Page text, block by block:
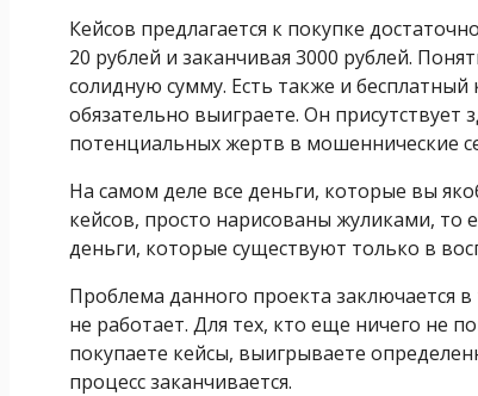
Кейсов предлагается к покупке
20 рублей и заканчивая 3000 рублей.
солидную сумму. Есть также и бесплатный
обязательно выиграете. Он присутствует
потенциальных жертв в мошеннические
На самом деле все деньги, которые вы
кейсов, просто нарисованы жуликами, то
деньги, которые существуют только в
Проблема данного проекта заключается
не работает. Для тех, кто еще ничего не
покупаете кейсы, выигрываете
процесс заканчивается.